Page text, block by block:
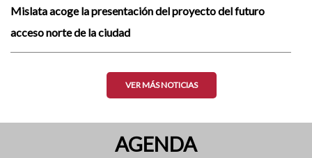
Mislata acoge la presentación del proyecto del futuro
acceso norte de la ciudad
VER MÁS NOTICIAS
AGENDA